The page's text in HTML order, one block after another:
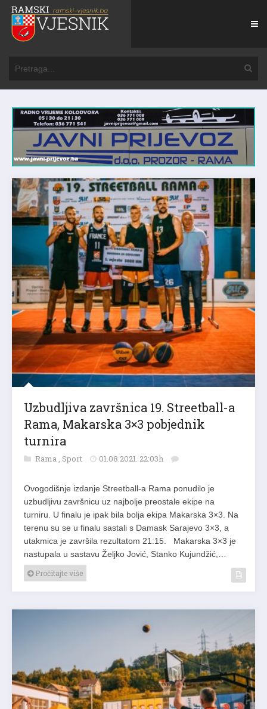
Uzbudljiva završnica 19. Streetball-a
Rama, Makarska 3×3 pobjednik
turnira
Rama , Sport 01.08.2021. 22:03h
Ovogodišnje izdanje Streetball-a Rama ponudilo je
uzbudljivu završnicu uz najbolje preostale ekipe na
turniru. U finalu je ipak bila bolja ekipa Makarska 3×3. Na
terenu su se u finalu sastali s Damask Sarajevo 3×3, a
utakmica je završila rezultatom 21:15. Makarska 3×3 je
nastupala u sastavu Željko Jović, Stanko Kujundžić,…
Pročitajte više